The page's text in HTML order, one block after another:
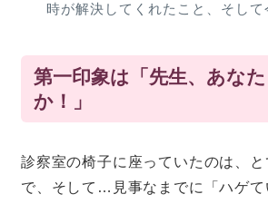
時が解決してくれたこと、そして
第一印象は「先生、あな
か！」
診察室の椅子に座っていたのは、と
で、そして…見事なまでに「ハゲて